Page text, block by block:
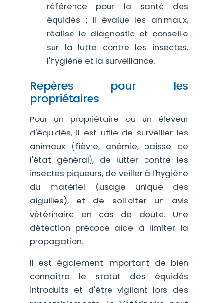
référence pour la santé des
équidés ; il évalue les animaux,
réalise le diagnostic et conseille
sur la lutte contre les insectes,
l'hygiène et la surveillance.
Repères pour les
propriétaires
Pour un propriétaire ou un éleveur
d'équidés, il est utile de surveiller les
animaux (fièvre, anémie, baisse de
l'état général), de lutter contre les
insectes piqueurs, de veiller à l'hygiène
du matériel (usage unique des
aiguilles), et de solliciter un avis
vétérinaire en cas de doute. Une
détection précoce aide à limiter la
propagation.
Il est également important de bien
connaître le statut des équidés
introduits et d'être vigilant lors des